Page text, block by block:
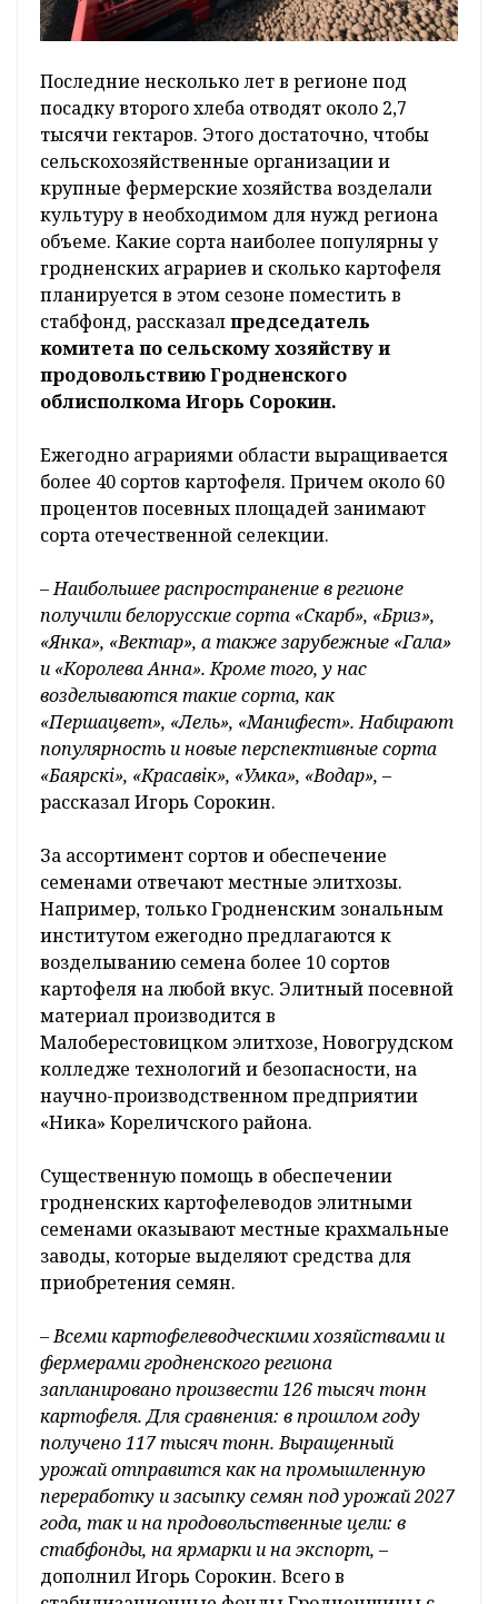
Последние несколько лет в регионе под
посадку второго хлеба отводят около 2,7
тысячи гектаров. Этого достаточно, чтобы
сельскохозяйственные организации и
крупные фермерские хозяйства возделали
культуру в необходимом для нужд региона
объеме. Какие сорта наиболее популярны у
гродненских аграриев и сколько картофеля
планируется в этом сезоне поместить в
стабфонд, рассказалпредседатель
комитета по сельскому хозяйству и
продовольствию Гродненского
облисполкома Игорь Сорокин.
Ежегодно аграриями области выращивается
более 40 сортов картофеля. Причем около 60
процентов посевных площадей занимают
сорта отечественной селекции.
– Наибольшее распространение в регионе
получили белорусские сорта «Скарб», «Бриз»,
«Янка», «Вектар», а также зарубежные «Гала»
и «Королева Анна». Кроме того, у нас
возделываются такие сорта, как
«Першацвет», «Лель», «Манифест». Набирают
популярность и новые перспективные сорта
«Баярскi», «Красавік», «Умка», «Водар», –
рассказал Игорь Сорокин.
За ассортимент сортов и обеспечение
семенами отвечают местные элитхозы.
Например, только Гродненским зональным
институтом ежегодно предлагаются к
возделыванию семена более 10 сортов
картофеля на любой вкус. Элитный посевной
материал производится в
Малоберестовицком элитхозе, Новогрудском
колледже технологий и безопасности, на
научно-производственном предприятии
«Ника» Кореличского района.
Существенную помощь в обеспечении
гродненских картофелеводов элитными
семенами оказывают местные крахмальные
заводы, которые выделяют средства для
приобретения семян.
– Всеми картофелеводческими хозяйствами и
фермерами гродненского региона
запланировано произвести 126 тысяч тонн
картофеля. Для сравнения: в прошлом году
получено 117 тысяч тонн. Выращенный
урожай отправится как на промышленную
переработку и засыпку семян под урожай 2027
года, так и на продовольственные цели: в
стабфонды, на ярмарки и на экспорт, –
дополнил Игорь Сорокин. Всего в